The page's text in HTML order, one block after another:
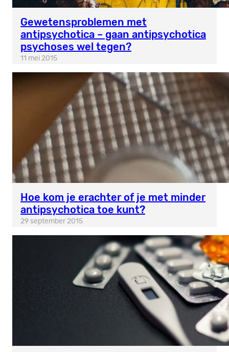
Gewetensproblemen met
antipsychotica – gaan antipsychotica
psychoses wel tegen?
11 mei 2015
Hoe kom je erachter of je met minder
antipsychotica toe kunt?
29 september 2015